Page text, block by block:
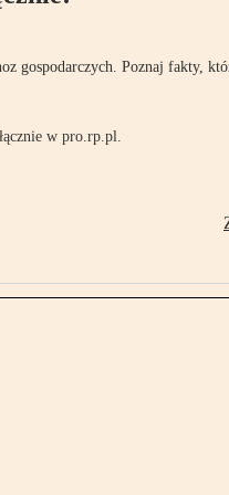
Poznaj fakty,
w pro.rp.pl.